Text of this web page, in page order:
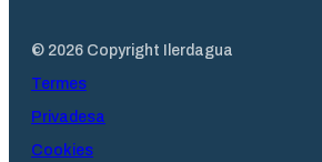
© 2026 Copyright Ilerdagua
Termes
Privadesa
Cookies